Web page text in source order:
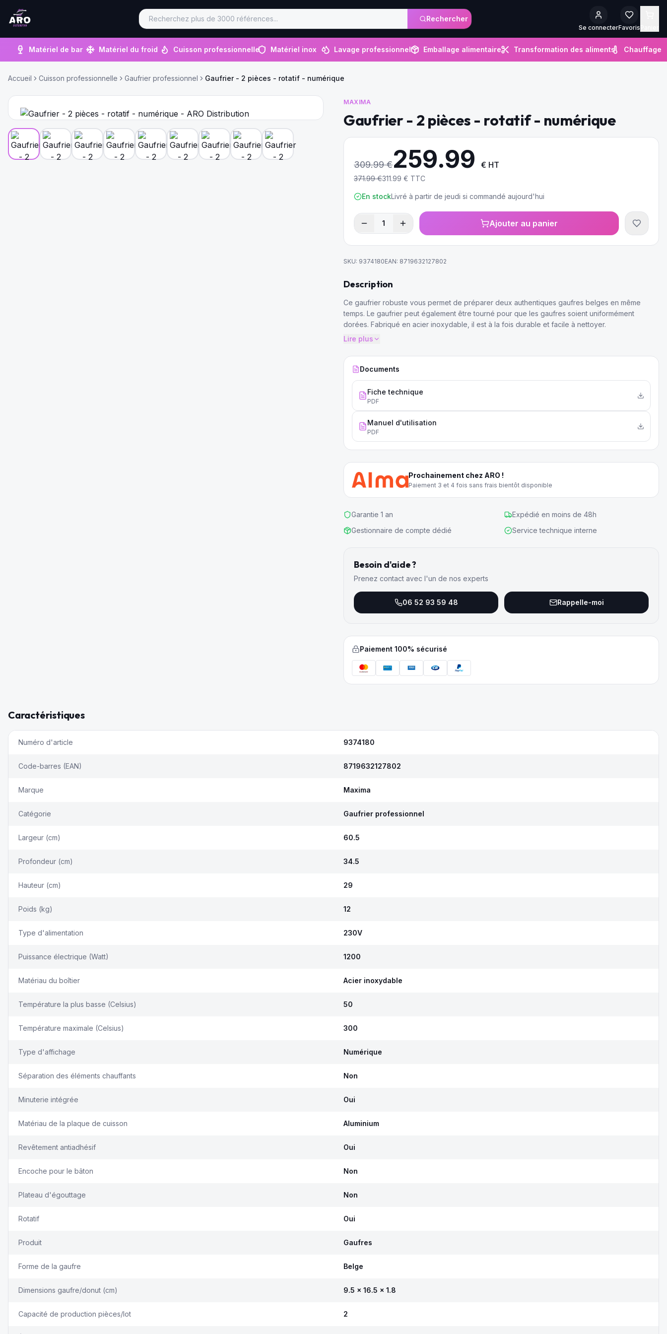
Rechercher
Se connecterFavoris
Matériel de bar Matériel du froid Cuisson professionnelle Matériel inox Lavage professionnel Emballage alimentaire Transformation des aliments Chauffage
Accueil Cuisson professionnelle Gaufrier professionnel Gaufrier - 2 pièces - rotatif - numérique
MAXIMA
Gaufrier - 2 pièces - rotatif - numérique
309.99€259.99 € HT
371.99€311.99 € TTC
En stockLivré à partir de jeudi si commandé aujourd'hui
1 Ajouter au panier
SKU: 9374180EAN: 8719632127802
Description
Ce gaufrier robuste vous permet de préparer deux authentiques gaufres belges en même
temps. Le gaufrier peut également être tourné pour que les gaufres soient uniformément
dorées. Fabriqué en acier inoxydable, il est à la fois durable et facile à nettoyer.
Lire plus
Documents
Fiche technique
PDF
Manuel d'utilisation
PDF
Prochainement chez ARO !
Paiement 3 et 4 fois sans frais bientôt disponible
Garantie 1 an
Expédié en moins de 48h
Gestionnaire de compte dédié
Service technique interne
Besoin d'aide ?
Prenez contact avec l'un de nos experts
06 52 93 59 48 Rappelle-moi
Paiement 100% sécurisé
Caractéristiques
Numéro d'article 9374180
Code-barres (EAN) 8719632127802
Marque Maxima
Catégorie Gaufrier professionnel
Largeur (cm) 60.5
Profondeur (cm) 34.5
Hauteur (cm) 29
Poids (kg) 12
Type d'alimentation 230V
Puissance électrique (Watt) 1200
Matériau du boîtier Acier inoxydable
Température la plus basse (Celsius) 50
Température maximale (Celsius) 300
Type d'affichage Numérique
Séparation des éléments chauffants Non
Minuterie intégrée Oui
Matériau de la plaque de cuisson Aluminium
Revêtement antiadhésif Oui
Encoche pour le bâton Non
Plateau d'égouttage Non
Rotatif Oui
Produit Gaufres
Forme de la gaufre Belge
Dimensions gaufre/donut (cm) 9.5 x 16.5 x 1.8
Capacité de production pièces/lot 2